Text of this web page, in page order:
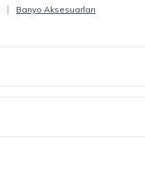
| Banyo Aksesuarları